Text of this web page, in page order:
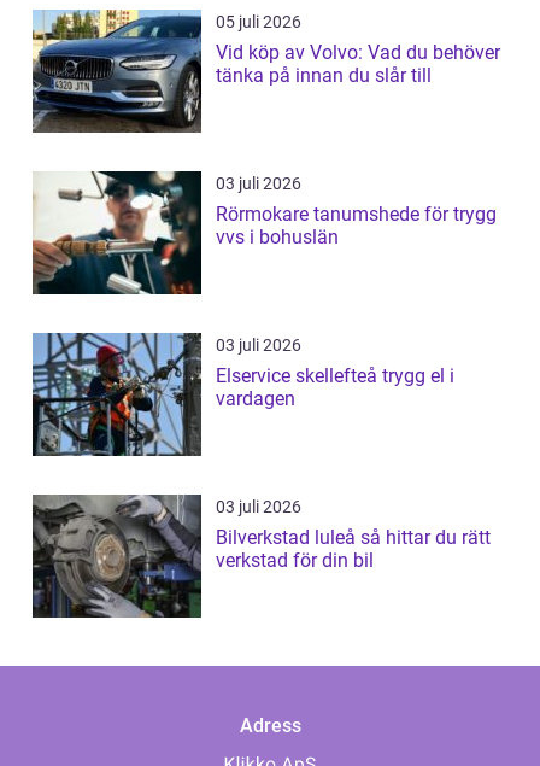
05 juli 2026
Vid köp av Volvo: Vad du behöver
tänka på innan du slår till
03 juli 2026
Rörmokare tanumshede för trygg
vvs i bohuslän
03 juli 2026
Elservice skellefteå trygg el i
vardagen
03 juli 2026
Bilverkstad luleå så hittar du rätt
verkstad för din bil
Adress